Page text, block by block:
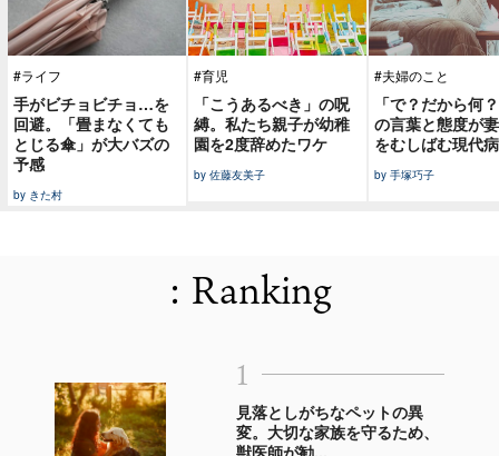
#ライフ
手がビチョビチョ…を
回避。「畳まなくても
とじる傘」が大バズの
予感
by きた村
#育児
「こうあるべき」の呪
縛。私たち親子が幼稚
園を2度辞めたワケ
by 佐藤友美子
#夫婦のこと
「で？だから何
の言葉と態度が
をむしばむ現代病
by 手塚巧子
: Ranking
1
見落としがちなペットの異
変。大切な家族を守るため、
獣医師が勧...